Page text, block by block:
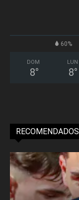
60%
DOM
8°
LUN
8°
RECOMENDADOS